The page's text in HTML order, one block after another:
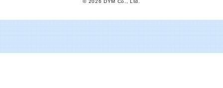
© 2026 DYM Co., Ltd.